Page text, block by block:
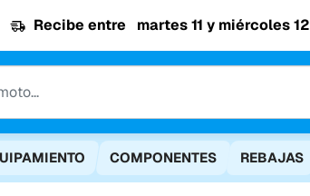
Recibe entre martes 11 y miércoles 12
COMPONENTES REBAJAS